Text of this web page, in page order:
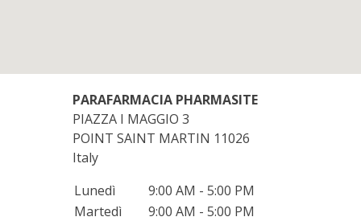
PARAFARMACIA PHARMASITE
PIAZZA I MAGGIO 3
POINT SAINT MARTIN 11026
Italy
Lunedì
9:00 AM - 5:00 PM
Martedì
9:00 AM - 5:00 PM